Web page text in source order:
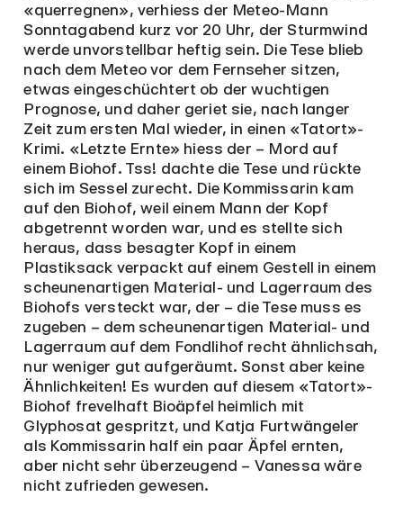
«querregnen», verhiess der Meteo-Mann
Sonntagabend kurz vor 20 Uhr, der Sturmwind
werde unvorstellbar heftig sein. Die Tese blieb
nach dem Meteo vor dem Fernseher sitzen,
etwas eingeschüchtert ob der wuchtigen
Prognose, und daher geriet sie, nach langer
Zeit zum ersten Mal wieder, in einen «Tatort»-
Krimi. «Letzte Ernte» hiess der – Mord auf
einem Biohof. Tss! dachte die Tese und rückte
sich im Sessel zurecht. Die Kommissarin kam
auf den Biohof, weil einem Mann der Kopf
abgetrennt worden war, und es stellte sich
heraus, dass besagter Kopf in einem
Plastiksack verpackt auf einem Gestell in einem
scheunenartigen Material- und Lagerraum des
Biohofs versteckt war, der – die Tese muss es
zugeben – dem scheunenartigen Material- und
Lagerraum auf dem Fondlihof recht ähnlichsah,
nur weniger gut aufgeräumt. Sonst aber keine
Ähnlichkeiten! Es wurden auf diesem «Tatort»-
Biohof frevelhaft Bioäpfel heimlich mit
Glyphosat gespritzt, und Katja Furtwängeler
als Kommissarin half ein paar Äpfel ernten,
aber nicht sehr überzeugend – Vanessa wäre
nicht zufrieden gewesen.